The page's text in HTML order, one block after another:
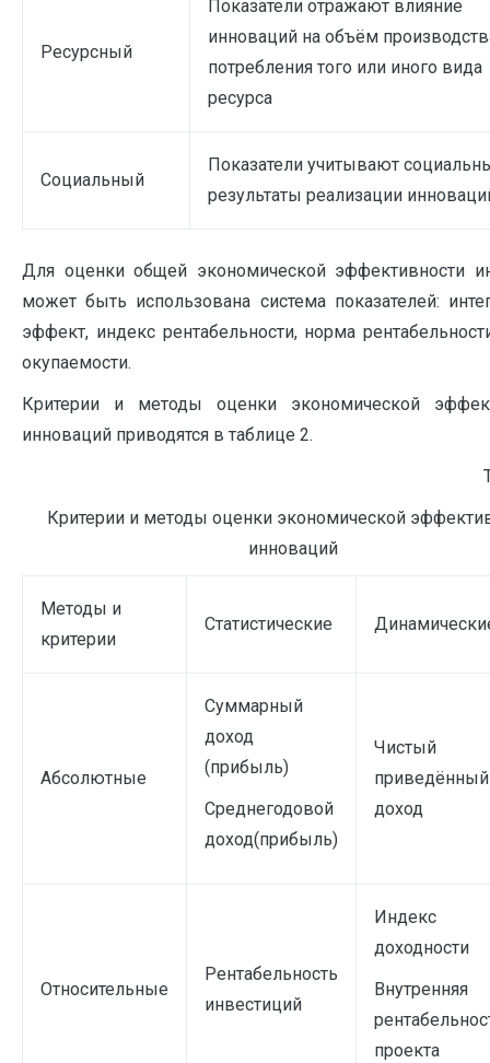
Ресурсный
Показатели отражают влияние
инноваций на объём
потребления того или иного вида
ресурса
Социальный
Показатели учитывают
результаты реализации
Для оценки общей экономической эффективности
может быть использована система показателей:
эффект, индекс рентабельности, норма
окупаемости.
Критерии и методы оценки экономической
инноваций приводятся в таблице 2.
Критерии и методы оценки экономической
инноваций
Методы и
критерии
Статистические
Абсолютные
Суммарный
доход
(прибыль)
Среднегодовой
доход(прибыль)
Чистый
приведённый
доход
Относительные
Рентабельность
инвестиций
Индекс
доходности
Внутренняя
проекта